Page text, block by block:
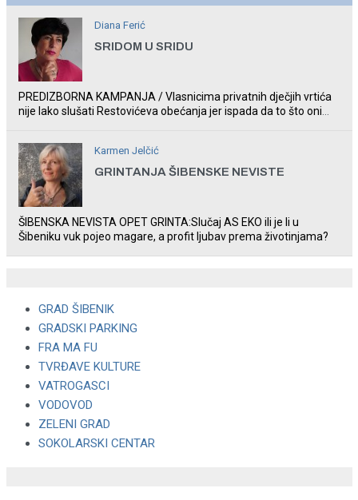
Diana Ferić
SRIDOM U SRIDU
PREDIZBORNA KAMPANJA / Vlasnicima privatnih dječjih vrtića
nije lako slušati Restovićeva obećanja jer ispada da to što oni
Karmen Jelčić
GRINTANJA ŠIBENSKE NEVISTE
ŠIBENSKA NEVISTA OPET GRINTA:Slučaj AS EKO ili je li u
Šibeniku vuk pojeo magare, a profit ljubav prema životinjama?
GRAD ŠIBENIK
GRADSKI PARKING
FRA MA FU
TVRĐAVE KULTURE
VATROGASCI
VODOVOD
ZELENI GRAD
SOKOLARSKI CENTAR